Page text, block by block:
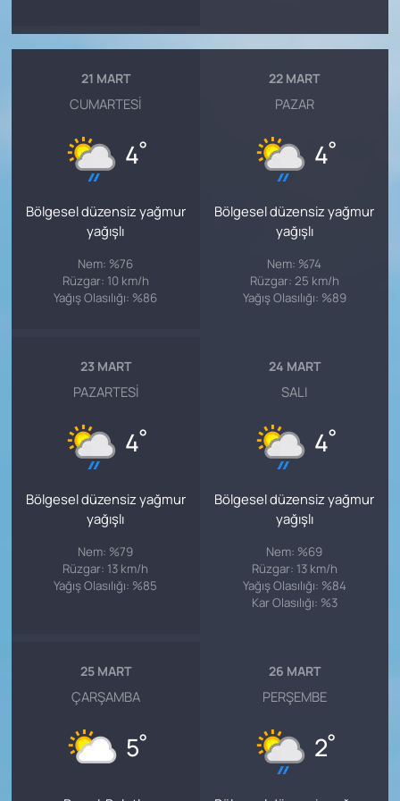
21 MART
CUMARTESI
4°
Bölgesel düzensiz yağmur
yağışlı
Nem: %76
Rüzgar: 10 km/h
Yağış Olasılığı: %86
22 MART
PAZAR
4°
Bölgesel düzensiz yağmur
yağışlı
Nem: %74
Rüzgar: 25 km/h
Yağış Olasılığı: %89
23 MART
PAZARTESI
4°
Bölgesel düzensiz yağmur
yağışlı
Nem: %79
Rüzgar: 13 km/h
Yağış Olasılığı: %85
24 MART
SALI
4°
Bölgesel düzensiz yağmur
yağışlı
Nem: %69
Rüzgar: 13 km/h
Yağış Olasılığı: %84
Kar Olasılığı: %3
25 MART
ÇARŞAMBA
5°
26 MART
PERŞEMBE
2°